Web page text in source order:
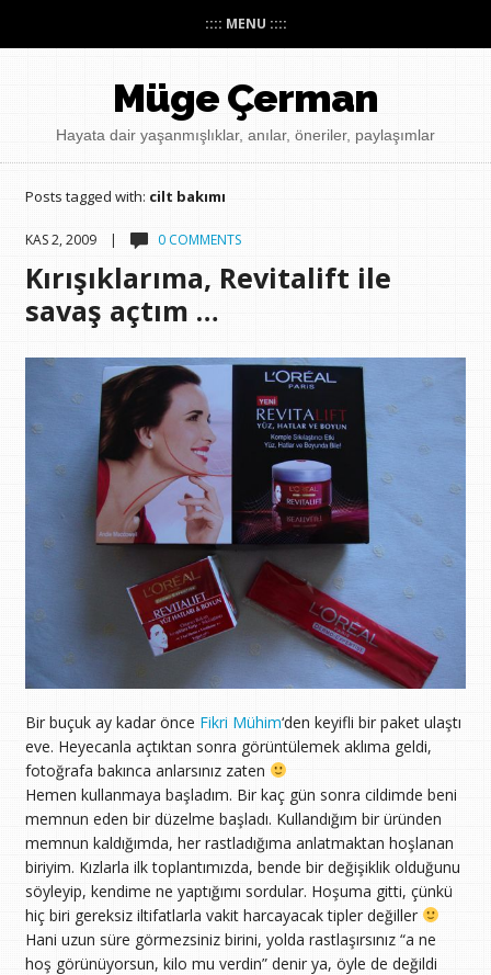
:::: MENU ::::
Müge Çerman
Hayata dair yaşanmışlıklar, anılar, öneriler, paylaşımlar
Posts tagged with: cilt bakımı
KAS 2, 2009 | 0 COMMENTS
Kırışıklarıma, Revitalift ile
savaş açtım …
Bir buçuk ay kadar önce Fikri Mühim‘den keyifli bir paket ulaştı
eve. Heyecanla açtıktan sonra görüntülemek aklıma geldi,
fotoğrafa bakınca anlarsınız zaten
Hemen kullanmaya başladım. Bir kaç gün sonra cildimde beni
memnun eden bir düzelme başladı. Kullandığım bir üründen
memnun kaldığımda, her rastladığıma anlatmaktan hoşlanan
biriyim. Kızlarla ilk toplantımızda, bende bir değişiklik olduğunu
söyleyip, kendime ne yaptığımı sordular. Hoşuma gitti, çünkü
hiç biri gereksiz iltifatlarla vakit harcayacak tipler değiller
Hani uzun süre görmezsiniz birini, yolda rastlaşırsınız “a ne
hoş görünüyorsun, kilo mu verdin” denir ya, öyle de değildi